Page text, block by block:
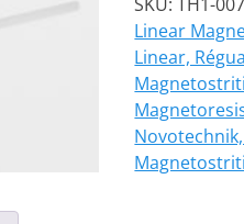
104-
227-
101
quantidade
Linear
Linear,